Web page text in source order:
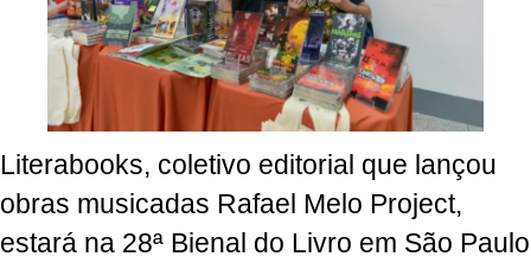
Literabooks, coletivo editorial que lançou
obras musicadas Rafael Melo Project,
estará na 28ª Bienal do Livro em São Paulo